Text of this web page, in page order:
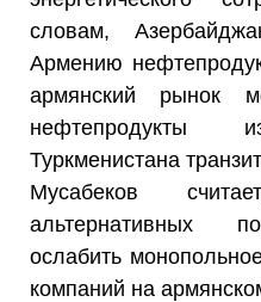
словам,
Армению
армянский рынок
Туркменистана
Мусабеков
альтернативных
ослабить
компаний на